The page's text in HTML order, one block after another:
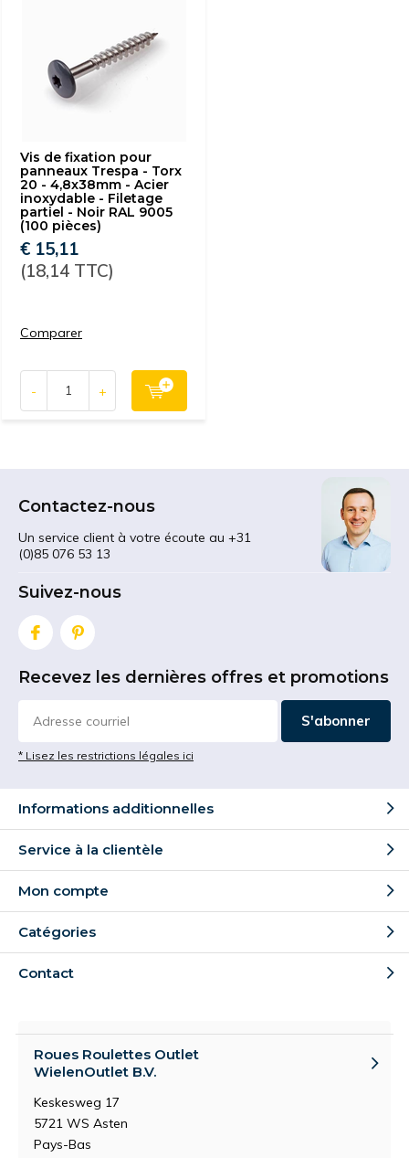
Vis de fixation pour
panneaux Trespa - Torx
20 - 4,8x38mm - Acier
inoxydable - Filetage
partiel - Noir RAL 9005
(100 pièces)
€ 15,11
(18,14 TTC)
Comparer
- +
Contactez-nous
Un service client à votre écoute au +31
(0)85 076 53 13
Suivez-nous
Recevez les dernières offres et promotions
S'abonner
* Lisez les restrictions légales ici
Informations additionnelles
Service à la clientèle
Mon compte
Catégories
Contact
Roues Roulettes Outlet
WielenOutlet B.V.
Keskesweg 17
5721 WS Asten
Pays-Bas